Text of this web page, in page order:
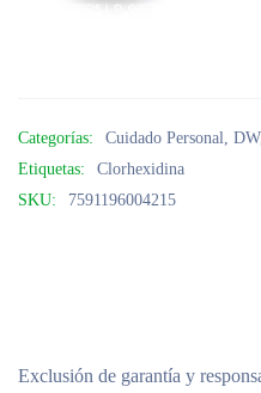
Categorías: Cuidado Personal, DW
Etiquetas:
Clorhexidina
SKU:
7591196004215
Exclusión de garantía y